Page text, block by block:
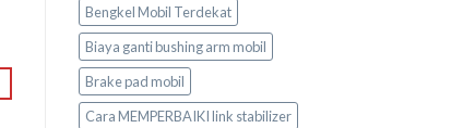
Bengkel Mobil Terdekat
Biaya ganti bushing arm mobil
Brake pad mobil
Cara MEMPERBAIKI link stabilizer